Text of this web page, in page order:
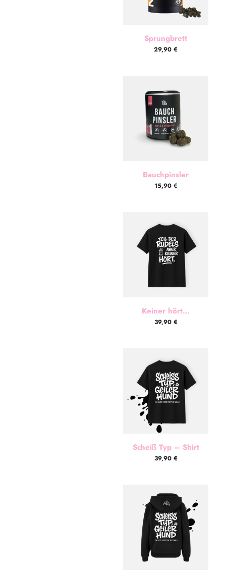
Sprungbrett
29,90 €
Bauchpinsler
15,90 €
Keiner hört…
39,90 €
Scheiß Typ – Shirt
39,90 €